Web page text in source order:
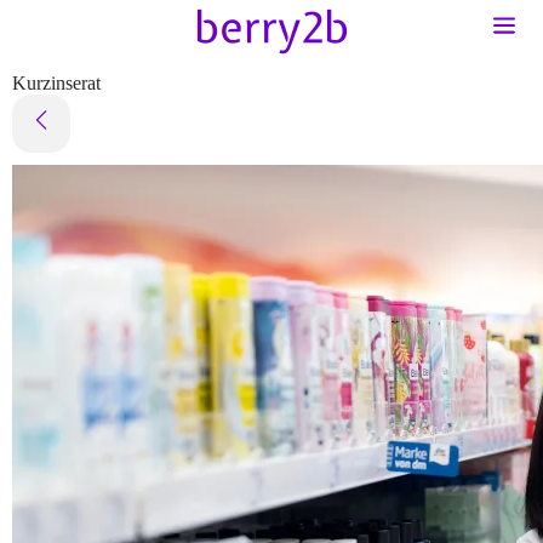
Kurzinserat